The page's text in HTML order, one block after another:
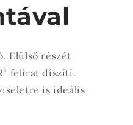
Elülső részét
felirat díszíti.
is ideális